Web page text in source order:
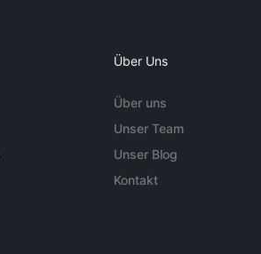
Über Uns
Über uns
Unser Team
Unser Blog
Kontakt